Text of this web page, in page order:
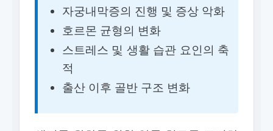
자궁내막증의 진행 및 증상 악화
호르몬 균형의 변화
스트레스 및 생활 습관 요인의 축
적
출산 이후 골반 구조 변화